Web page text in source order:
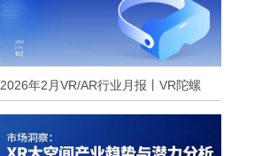
2026年2月VR/AR行业月报丨VR陀螺